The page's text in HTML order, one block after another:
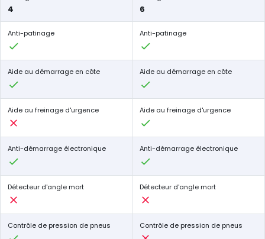
4 6
Anti-patinage Anti-patinage
Aide au démarrage en côte Aide au démarrage en côte
Aide au freinage d'urgence Aide au freinage d'urgence
Anti-démarrage électronique Anti-démarrage électronique
Détecteur d'angle mort Détecteur d'angle mort
Contrôle de pression de pneus Contrôle de pression de pneus